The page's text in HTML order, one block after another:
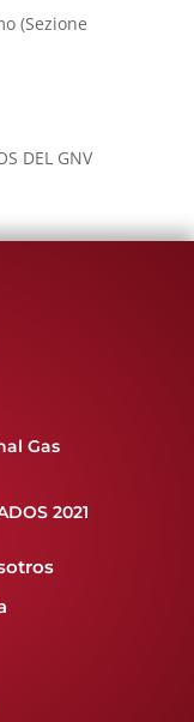
(Sezione
DEL GNV
Gas
2021